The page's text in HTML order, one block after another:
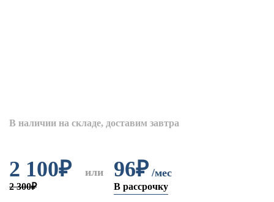
В наличии на складе, доставим завтра
2 100₽ или 96₽ /мес
В рассрочку
2 300₽